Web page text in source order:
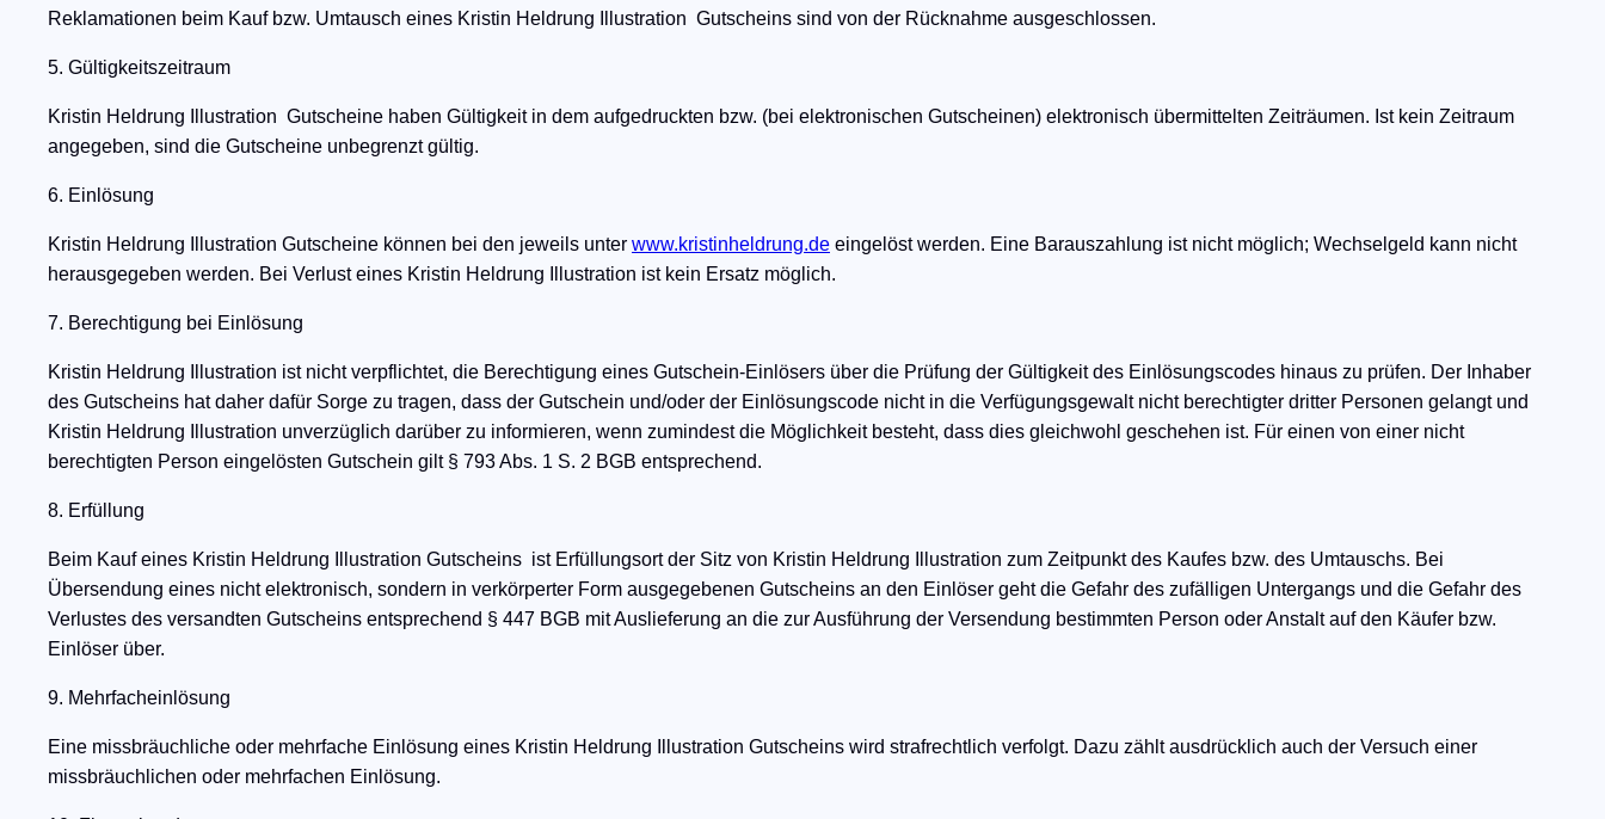
Reklamationen beim Kauf bzw. Umtausch eines Kristin Heldrung Illustration Gutscheins sind von der Rücknahme ausgeschlossen.
5. Gültigkeitszeitraum
Kristin Heldrung Illustration Gutscheine haben Gültigkeit in dem aufgedruckten bzw. (bei elektronischen Gutscheinen) elektronisch übermittelten Zeiträumen. Ist kein Zeitraum
angegeben, sind die Gutscheine unbegrenzt gültig.
6. Einlösung
Kristin Heldrung Illustration Gutscheine können bei den jeweils unter www.kristinheldrung.de eingelöst werden. Eine Barauszahlung ist nicht möglich; Wechselgeld kann nicht
herausgegeben werden. Bei Verlust eines Kristin Heldrung Illustration ist kein Ersatz möglich.
7. Berechtigung bei Einlösung
Kristin Heldrung Illustration ist nicht verpflichtet, die Berechtigung eines Gutschein-Einlösers über die Prüfung der Gültigkeit des Einlösungscodes hinaus zu prüfen. Der Inhaber
des Gutscheins hat daher dafür Sorge zu tragen, dass der Gutschein und/oder der Einlösungscode nicht in die Verfügungsgewalt nicht berechtigter dritter Personen gelangt und
Kristin Heldrung Illustration unverzüglich darüber zu informieren, wenn zumindest die Möglichkeit besteht, dass dies gleichwohl geschehen ist. Für einen von einer nicht
berechtigten Person eingelösten Gutschein gilt § 793 Abs. 1 S. 2 BGB entsprechend.
8. Erfüllung
Beim Kauf eines Kristin Heldrung Illustration Gutscheins ist Erfüllungsort der Sitz von Kristin Heldrung Illustration zum Zeitpunkt des Kaufes bzw. des Umtauschs. Bei
Übersendung eines nicht elektronisch, sondern in verkörperter Form ausgegebenen Gutscheins an den Einlöser geht die Gefahr des zufälligen Untergangs und die Gefahr des
Verlustes des versandten Gutscheins entsprechend § 447 BGB mit Auslieferung an die zur Ausführung der Versendung bestimmten Person oder Anstalt auf den Käufer bzw.
Einlöser über.
9. Mehrfacheinlösung
Eine missbräuchliche oder mehrfache Einlösung eines Kristin Heldrung Illustration Gutscheins wird strafrechtlich verfolgt. Dazu zählt ausdrücklich auch der Versuch einer
missbräuchlichen oder mehrfachen Einlösung.